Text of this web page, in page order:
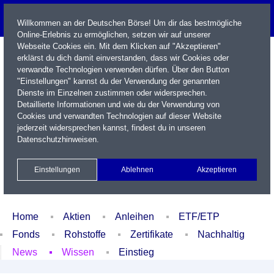
Name / WKN / ISIN / Kürzel
Xetra Realtime
Watchlist Portfolio Login
Home Aktien Anleihen
ETF/ETP
Fonds
Rohstoffe Zertifikate
Nachhaltig
News
Wissen Einstieg
Willkommen an der Deutschen Börse! Um dir das bestmögliche
Online-Erlebnis zu ermöglichen, setzen wir auf unserer
Webseite Cookies ein. Mit dem Klicken auf "Akzeptieren"
erklärst du dich damit einverstanden, dass wir Cookies oder
verwandte Technologien verwenden dürfen. Über den Button
"Einstellungen" kannst du der Verwendung der genannten
Dienste im Einzelnen zustimmen oder widersprechen.
Detaillierte Informationen und wie du der Verwendung von
Cookies und verwandten Technologien auf dieser Website
jederzeit widersprechen kannst, findest du in unseren
Datenschutzhinweisen.
Einstellungen Ablehnen Akzeptieren